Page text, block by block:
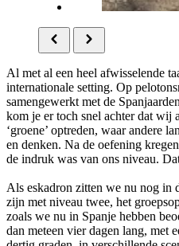
Al met al een heel afwisselende
internationale setting. Op
samengewerkt met de
kom je er toch snel achter dat wij
‘groene’ optreden, waar andere
en denken. Na de oefening
de indruk was van ons niveau.
Als eskadron zitten we nu nog in
zijn met niveau twee, het
zoals we nu in Spanje hebben
dan meteen vier dagen lang, met